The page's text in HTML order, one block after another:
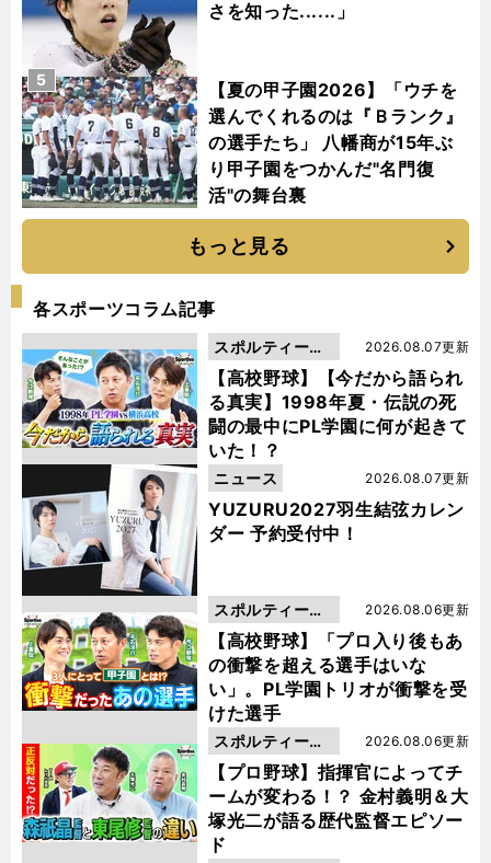
さを知った......」
【夏の甲子園2026】「ウチを
選んでくれるのは『Ｂランク』
の選手たち」 八幡商が15年ぶ
り甲子園をつかんだ"名門復
活"の舞台裏
5
もっと見る
各スポーツコラム記事
【高校野球】【今だから語られ
る真実】1998年夏・伝説の死
闘の最中にPL学園に何が起きて
いた！？
2026.08.07更新
スポルティーバ
動画
YUZURU2027羽生結弦カレン
ダー 予約受付中！
2026.08.07更新
ニュース
【高校野球】「プロ入り後もあ
の衝撃を超える選手はいな
い」。PL学園トリオが衝撃を受
けた選手
2026.08.06更新
スポルティーバ
動画
【プロ野球】指揮官によってチ
ームが変わる！？ 金村義明＆大
塚光二が語る歴代監督エピソー
ド
2026.08.06更新
スポルティーバ
動画